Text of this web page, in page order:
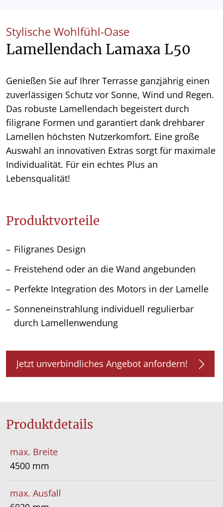
Stylische Wohlfühl-Oase
Lamellendach Lamaxa L50
Genießen Sie auf Ihrer Terrasse ganzjährig einen
zuverlässigen Schutz vor Sonne, Wind und Regen.
Das robuste Lamellendach begeistert durch
filigrane Formen und garantiert dank drehbarer
Lamellen höchsten Nutzerkomfort. Eine große
Auswahl an innovativen Extras sorgt für maximale
Individualität. Für ein echtes Plus an
Lebensqualität!
Produktvorteile
Filigranes Design
Freistehend oder an die Wand angebunden
Perfekte Integration des Motors in der Lamelle
Sonneneinstrahlung individuell regulierbar
durch Lamellenwendung
Jetzt unverbindliches Angebot anfordern!
Produktdetails
max. Breite
4500 mm
max. Ausfall